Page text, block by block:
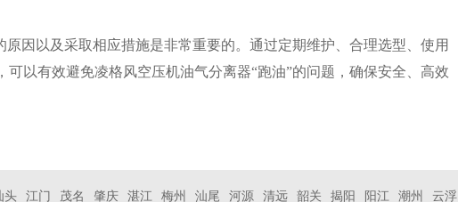
因以及采取相应措施是非常重要的。通过定期维护、合理选型、使用
以有效避免凌格风空压机油气分离器“跑油”的问题，确保安全、高效
头 江门 茂名 肇庆 湛江 梅州 汕尾 河源 清远 韶关 揭阳 阳江 潮州 云浮